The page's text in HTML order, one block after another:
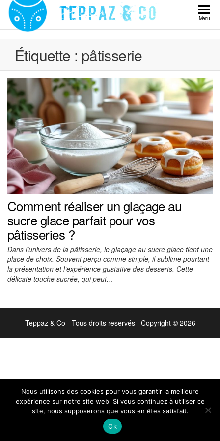
Skip
content
Teppaz
Menu
Étiquette : pâtisserie
Comment réaliser un glaçage au
sucre glace parfait pour vos
pâtisseries ?
Dans l’univers de la pâtisserie, le glaçage au sucre glace tient une
place de choix. Souvent perçu comme simple, il sublime pourtant
la présentation et l’expérience gustative des desserts. Cette
délicate touche sucrée, qui peut…
Teppaz & Co - Tous droits reservés | Copyright © 2026
Nous utilisons des cookies pour vous garantir la meilleure
expérience sur notre site web. Si vous continuez à utiliser ce
site, nous supposerons que vous en êtes satisfait.
Ok